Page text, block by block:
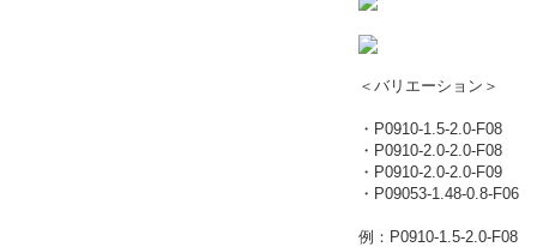
＜バリエーション＞
・P0910-1.5-2.0-F08
・P0910-2.0-2.0-F08
・P0910-2.0-2.0-F09
・P09053-1.48-0.8-F06
例：P0910-1.5-2.0-F08